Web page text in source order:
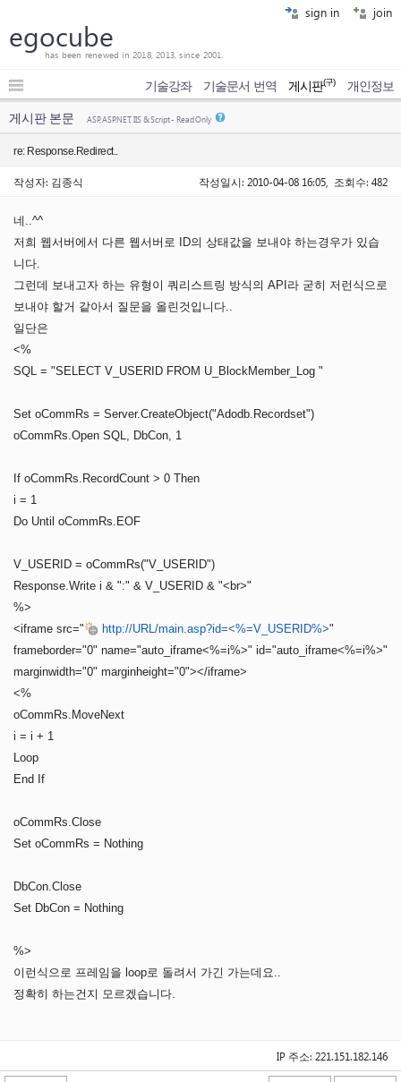
sign in join
egocube
has been renewed in 2018, 2013, since 2001.
기술강좌 기술문서 번역 게시판(구) 개인정보
게시판 본문 ASP, ASP.NET, IIS & Script - Read Only
re: Response.Redirect..
작성자: 김종식 작성일시: 2010-04-08 16:05, 조회수: 482
네..^^
저희 웹서버에서 다른 웹서버로 ID의 상태값을 보내야 하는경우가 있습
니다.
그런데 보내고자 하는 유형이 쿼리스트링 방식의 API라 굳히 저런식으로
보내야 할거 같아서 질문을 올린것입니다..
일단은
<%
SQL = "SELECT V_USERID FROM U_BlockMember_Log "
Set oCommRs = Server.CreateObject("Adodb.Recordset")
oCommRs.Open SQL, DbCon, 1
If oCommRs.RecordCount > 0 Then
i = 1
Do Until oCommRs.EOF
V_USERID = oCommRs("V_USERID")
Response.Write i & ":" & V_USERID & "<br>"
%>
<iframe src="
http://URL/main.asp?id=<%=V_USERID%>"
frameborder="0" name="auto_iframe<%=i%>" id="auto_iframe<%=i%>"
marginwidth="0" marginheight="0"></iframe>
<%
oCommRs.MoveNext
i = i + 1
Loop
End If
oCommRs.Close
Set oCommRs = Nothing
DbCon.Close
Set DbCon = Nothing
%>
이런식으로 프레임을 loop로 돌려서 가긴 가는데요..
정확히 하는건지 모르겠습니다.
IP 주소: 221.151.182.146